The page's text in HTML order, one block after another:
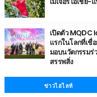
เปิดตัว MQDC
แรกในโลกที่เชื่
มอบนวัตกรรมร่
สรรพสิ่ง
ข่าวไฮไลท์